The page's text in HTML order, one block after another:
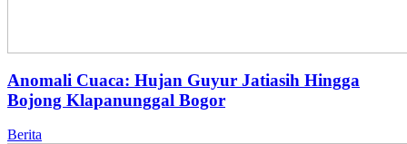
Anomali Cuaca: Hujan Guyur Jatiasih Hingga
Bojong Klapanunggal Bogor
Berita